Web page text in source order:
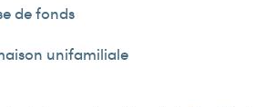
de fonds
unifamiliale